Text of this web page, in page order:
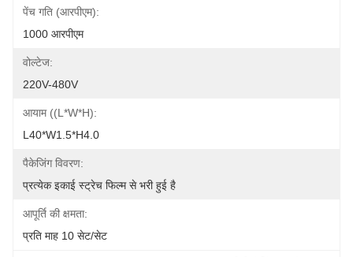
पेंच गति (आरपीएम):
1000 आरपीएम
वोल्टेज:
220V-480V
आयाम ((L*W*H):
L40*W1.5*H4.0
पैकेजिंग विवरण:
प्रत्येक इकाई स्ट्रेच फिल्म से भरी हुई है
आपूर्ति की क्षमता:
प्रति माह 10 सेट/सेट